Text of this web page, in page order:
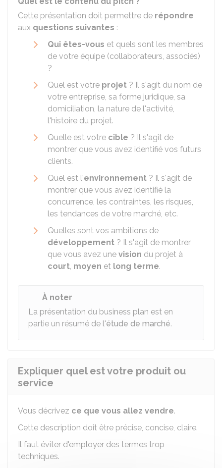
Cette présentation doit permettre de répondre
aux questions suivantes :
Qui êtes-vous et quels sont les membres
de votre équipe (collaborateurs, associés)
?
Quel est votre projet ? Il s'agit du nom de
votre entreprise, sa forme juridique, sa
domiciliation, la nature de l'activité,
l'histoire du projet.
Quelle est votre cible ? Il s'agit de
montrer que vous avez identifié vos futurs
clients.
Quel est l'environnement ? Il s'agit de
montrer que vous avez identifié la
concurrence, les contraintes, les risques,
les tendances de votre marché, etc.
Quelles sont vos ambitions de
développement ? Il s'agit de montrer
que vous avez une vision du projet à
court, moyen et long terme.
À noter
La présentation du business plan est en
partie un résumé de l'étude de marché.
Expliquer quel est votre produit ou
service
Vous décrivez ce que vous allez vendre.
Cette description doit être précise, concise, claire.
Il faut éviter d'employer des termes trop
techniques.